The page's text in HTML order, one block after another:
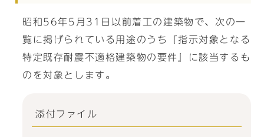
昭和56年5月31日以前着工の建築物で、次の一
覧に掲げられている用途のうち『指示対象となる
特定既存耐震不適格建築物の要件』に該当するも
のを対象とします。
添付ファイル